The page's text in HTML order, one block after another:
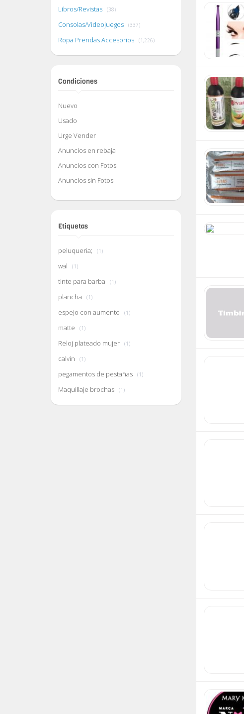
Libros/Revistas (38)
Consolas/Videojuegos (337)
Ropa Prendas Accesorios (1,226)
Condiciones
Nuevo
Usado
Urge Vender
Anuncios en rebaja
Anuncios con Fotos
Anuncios sin Fotos
Etiquetas
peluqueria; (1)
wal (1)
tinte para barba (1)
plancha (1)
espejo con aumento (1)
matte (1)
Reloj plateado mujer (1)
calvin (1)
pegamentos de pestañas (1)
Maquillaje brochas (1)